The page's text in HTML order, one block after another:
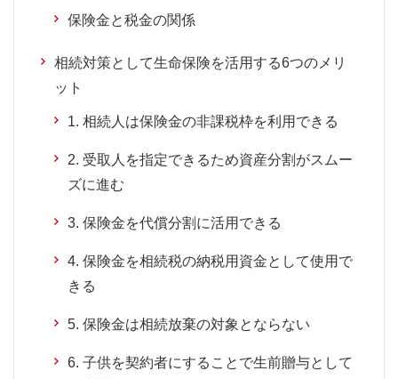
保険金と税金の関係
相続対策として生命保険を活用する6つのメリ
ット
1. 相続人は保険金の非課税枠を利用できる
2. 受取人を指定できるため資産分割がスムー
ズに進む
3. 保険金を代償分割に活用できる
4. 保険金を相続税の納税用資金として使用で
きる
5. 保険金は相続放棄の対象とならない
6. 子供を契約者にすることで生前贈与として